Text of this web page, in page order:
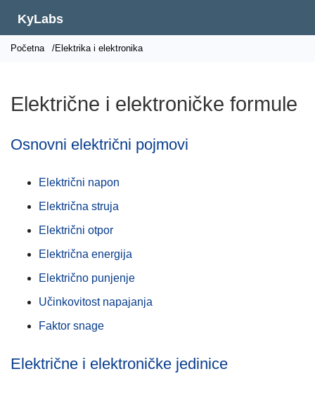
KyLabs
Početna /Elektrika i elektronika
Električne i elektroničke formule
Osnovni električni pojmovi
Električni napon
Električna struja
Električni otpor
Električna energija
Električno punjenje
Učinkovitost napajanja
Faktor snage
Električne i elektroničke jedinice